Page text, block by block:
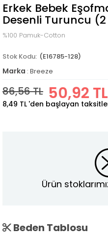
Erkek Bebek
Desenli Turuncu
%100 Pamuk-Cotton
(E16785-128)
Marka : Breeze
86,56 TL 50,92 TL
8,49 TL 'den başlayan
Ürün
Beden Tablosu